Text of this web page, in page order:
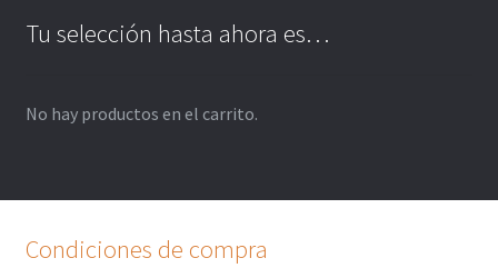
Tu selección hasta ahora es…
No hay productos en el carrito.
Condiciones de compra